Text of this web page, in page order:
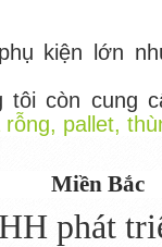
kiện lớn
tôi còn cung
pallet,
Miền Bắc
phát